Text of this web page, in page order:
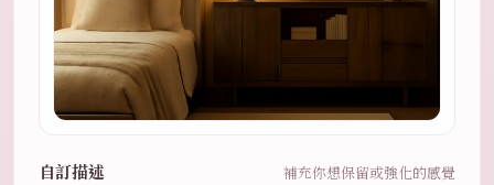
自訂描述 補充你想保留或強化的感覺